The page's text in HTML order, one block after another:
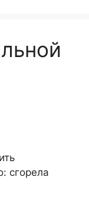
сгорела